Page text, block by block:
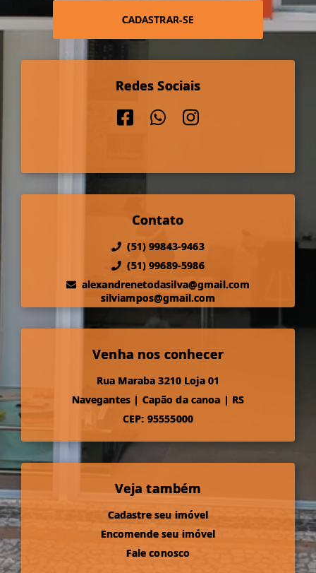
CADASTRAR-SE
Redes Sociais
Contato
(51) 99843-9463
(51) 99689-5986
alexandrenetodasilva@gmail.com
silviampos@gmail.com
Venha nos conhecer
Rua Maraba 3210 Loja 01
Navegantes | Capão da canoa | RS
CEP: 95555000
Veja também
Cadastre seu imóvel
Encomende seu imóvel
Fale conosco